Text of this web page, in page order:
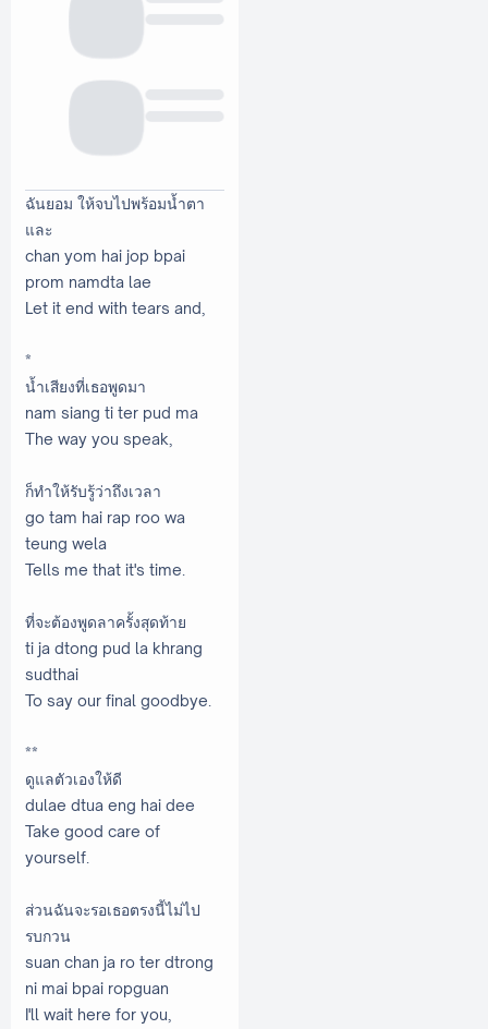
ฉันยอม ให้จบไปพร้อมนํ้าตา
และ
chan yom hai jop bpai
prom namdta lae
Let it end with tears and,
*
นํ้าเสียงที่เธอพูดมา
nam siang ti ter pud ma
The way you speak,
ก็ทําให้รับรู้ว่าถึงเวลา
go tam hai rap roo wa
teung wela
Tells me that it's time.
ที่จะต้องพูดลาครั้งสุดท้าย
ti ja dtong pud la khrang
sudthai
To say our final goodbye.
**
ดูแลตัวเองให้ดี
dulae dtua eng hai dee
Take good care of
yourself.
ส่วนฉันจะรอเธอตรงนี้ไม่ไป
รบกวน
suan chan ja ro ter dtrong
ni mai bpai ropguan
I'll wait here for you,